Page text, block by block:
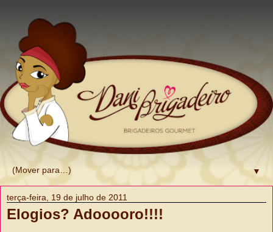
▼
terça-feira, 19 de julho de 2011
Elogios? Adooooro!!!!